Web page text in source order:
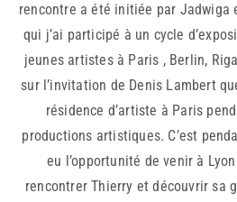
rencontre a été initiée par Jadwiga
qui j’ai participé à un cycle
jeunes artistes à Paris , Berlin,
sur l’invitation de Denis Lambert
résidence d’artiste à Paris
productions artistiques. C’est
eu l’opportunité de venir à
rencontrer Thierry et découvrir sa